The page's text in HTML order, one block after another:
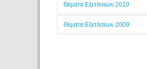
Θέματα Εξετάσεων 2010
Θέματα Εξετάσεων 2009